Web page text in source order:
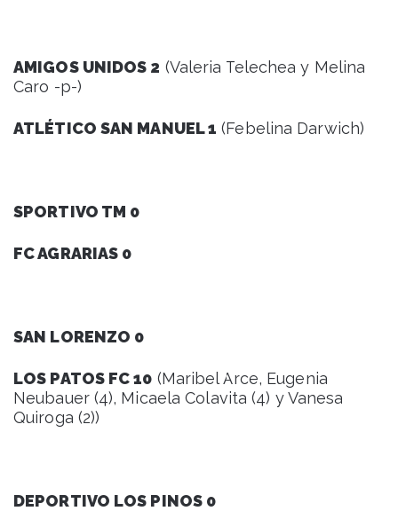
AMIGOS UNIDOS 2 (Valeria Telechea y Melina
Caro -p-)
ATLÉTICO SAN MANUEL 1 (Febelina Darwich)
SPORTIVO TM 0
FC AGRARIAS 0
SAN LORENZO 0
LOS PATOS FC 10 (Maribel Arce, Eugenia
Neubauer (4), Micaela Colavita (4) y Vanesa
Quiroga (2))
DEPORTIVO LOS PINOS 0